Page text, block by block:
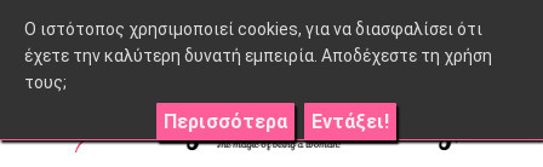
O ιστότοπος χρησιμοποιεί cookies, για να διασφαλίσει ότι
έχετε την καλύτερη δυνατή εμπειρία. Αποδέχεστε τη χρήση
τους;
Περισσότερα Εντάξει!